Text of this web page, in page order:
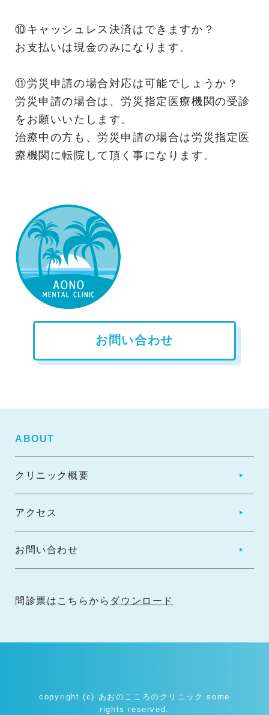
⑩キャッシュレス決済はできますか？
お支払いは現金のみになります。
⑪労災申請の場合対応は可能でしょうか？
労災申請の場合は、労災指定医療機関の受診
をお願いいたします。
治療中の方も、労災申請の場合は労災指定医
療機関に転院して頂く事になります。
お問い合わせ
ABOUT
クリニック概要
アクセス
お問い合わせ
問診票はこちらから ダウンロード
copyright (c) あおのこころのクリニック some
rights reserved.